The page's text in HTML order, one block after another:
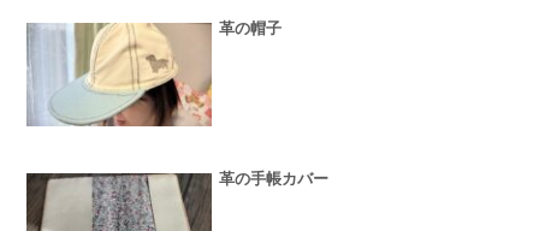
革の帽子
革の手帳カバー